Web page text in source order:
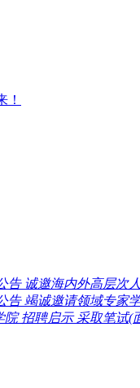
！
告 诚邀海内外高层次
告 竭诚邀请领域专家
院 招聘启示 采取笔试(